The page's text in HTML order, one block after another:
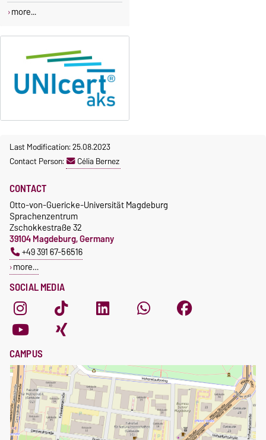
more...
Last Modification: 25.08.2023
Contact Person:
Célia Bernez
SOCIAL MEDIA
CONTACT
Otto-von-Guericke-Universität Magdeburg
Sprachenzentrum
Zschokkestraße 32
39104 Magdeburg, Germany
+49 391 67-56516
more…
CAMPUS